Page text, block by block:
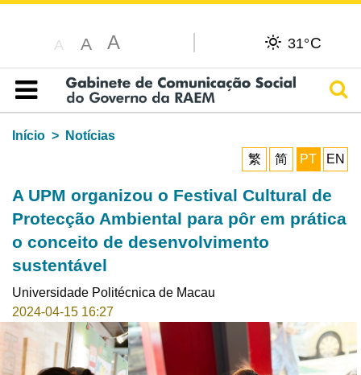
A A A 31°C
Índice
Início
Notícias
繁
简 PT EN
A UPM organizou o Festival Cultural de
Protecção Ambiental para pôr em prática
o conceito de desenvolvimento
sustentável
Universidade Politécnica de Macau
2024-04-15 16:27